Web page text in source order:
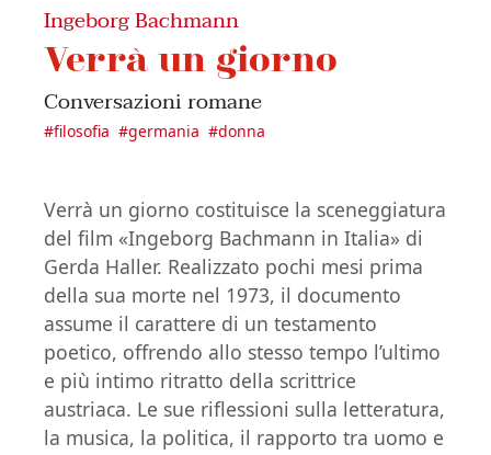
Ingeborg Bachmann
Verrà un giorno
Conversazioni romane
#filosofia #germania #donna
Verrà un giorno costituisce la sceneggiatura
del film «Ingeborg Bachmann in Italia» di
Gerda Haller. Realizzato pochi mesi prima
della sua morte nel 1973, il documento
assume il carattere di un testamento
poetico, offrendo allo stesso tempo l’ultimo
e più intimo ritratto della scrittrice
austriaca. Le sue riflessioni sulla letteratura,
la musica, la politica, il rapporto tra uomo e